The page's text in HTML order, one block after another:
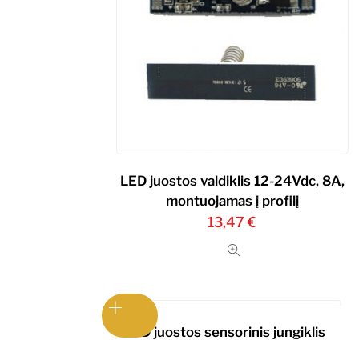
LED juostos valdiklis 12-24Vdc, 8A,
montuojamas į profilį
13,47€
LED juostos sensorinis jungiklis